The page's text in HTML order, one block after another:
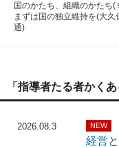
国のかたち、組織のかたち
まずは国の独立維持を(大久
通)
「指導者たる者かく
2026.08.3 NEW
経営